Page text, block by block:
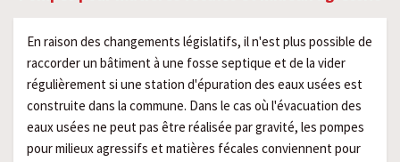
En raison des changements législatifs, il n'est plus possible de
raccorder un bâtiment à une fosse septique et de la vider
régulièrement si une station d'épuration des eaux usées est
construite dans la commune. Dans le cas où l'évacuation des
eaux usées ne peut pas être réalisée par gravité, les pompes
pour milieux agressifs et matières fécales conviennent pour